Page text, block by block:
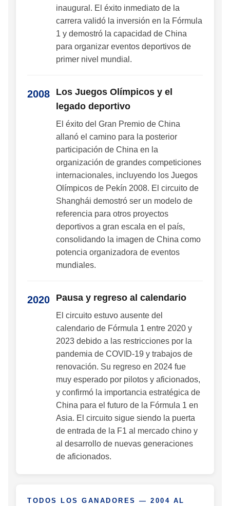
inaugural. El éxito inmediato de la
carrera validó la inversión en la Fórmula
1 y demostró la capacidad de China
para organizar eventos deportivos de
primer nivel mundial.
2008
Los Juegos Olímpicos y el
legado deportivo
El éxito del Gran Premio de China
allanó el camino para la posterior
participación de China en la
organización de grandes competiciones
internacionales, incluyendo los Juegos
Olímpicos de Pekín 2008. El circuito de
Shanghái demostró ser un modelo de
referencia para otros proyectos
deportivos a gran escala en el país,
consolidando la imagen de China como
potencia organizadora de eventos
mundiales.
2020 Pausa y regreso al calendario
El circuito estuvo ausente del
calendario de Fórmula 1 entre 2020 y
2023 debido a las restricciones por la
pandemia de COVID-19 y trabajos de
renovación. Su regreso en 2024 fue
muy esperado por pilotos y aficionados,
y confirmó la importancia estratégica de
China para el futuro de la Fórmula 1 en
Asia. El circuito sigue siendo la puerta
de entrada de la F1 al mercado chino y
al desarrollo de nuevas generaciones
de aficionados.
TODOS LOS GANADORES — 2004 AL